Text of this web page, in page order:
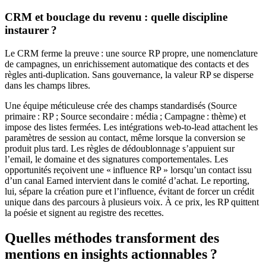
CRM et bouclage du revenu : quelle discipline
instaurer ?
Le CRM ferme la preuve : une source RP propre, une nomenclature
de campagnes, un enrichissement automatique des contacts et des
règles anti-duplication. Sans gouvernance, la valeur RP se disperse
dans les champs libres.
Une équipe méticuleuse crée des champs standardisés (Source
primaire : RP ; Source secondaire : média ; Campagne : thème) et
impose des listes fermées. Les intégrations web-to-lead attachent les
paramètres de session au contact, même lorsque la conversion se
produit plus tard. Les règles de dédoublonnage s’appuient sur
l’email, le domaine et des signatures comportementales. Les
opportunités reçoivent une « influence RP » lorsqu’un contact issu
d’un canal Earned intervient dans le comité d’achat. Le reporting,
lui, sépare la création pure et l’influence, évitant de forcer un crédit
unique dans des parcours à plusieurs voix. À ce prix, les RP quittent
la poésie et signent au registre des recettes.
Quelles méthodes transforment des
mentions en insights actionnables ?